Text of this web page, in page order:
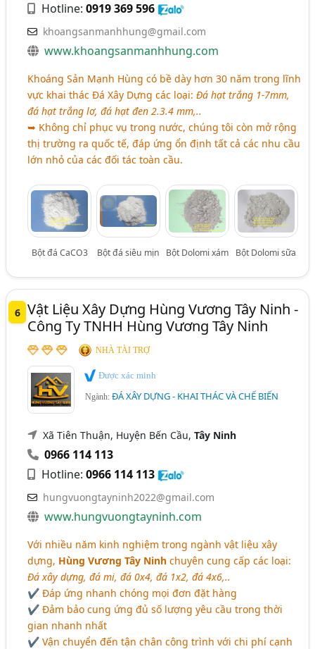
Hotline:0919 369 596
khoangsanmanhhung@gmail.com
www.khoangsanmanhhung.com
Khoáng Sản Mạnh Hùng có bề dày hơn 30 năm trong lĩnh
vực khai thác Đá Xây Dựng các loại:Đá hạt trắng 1-7mm,
đá hạt trắng lơ, đá hạt đen 2.3.4 mm,..
➥ Không chỉ phục vụ trong nước, chúng tôi còn mở rộng
thị trường ra quốc tế, đáp ứng ổn định tất cả các nhu cầu
lớn nhỏ của các đối tác toàn cầu.
Bột đá CaCO3 Bột đá siêu mịn Bột Dolomi xám Bột Dolomi sữa
6 Vật Liệu Xây Dựng Hùng Vương Tây Ninh -
Công Ty TNHH Hùng Vương Tây Ninh
NHÀ TÀI TRỢ
Được xác minh
Ngành:ĐÁ XÂY DỰNG - KHAI THÁC VÀ CHẾ BIẾN
Xã Tiên Thuận, Huyện Bến Cầu,Tây Ninh
0966 114 113
Hotline:0966 114 113
hungvuongtayninh2022@gmail.com
www.hungvuongtayninh.com
Với nhiều năm kinh nghiệm trong ngành vật liệu xây
dựng, Hùng Vương Tây Ninh chuyên cung cấp các loại:
Đá xây dựng, đá mi, đá 0x4, đá 1x2, đá 4x6,..
✔ Đáp ứng nhanh chóng mọi đơn đặt hàng
✔ Đảm bảo cung ứng đủ số lượng yêu cầu trong thời
gian nhanh nhất
✔ Vận chuyển đến tận chân công trình với chi phí cạnh